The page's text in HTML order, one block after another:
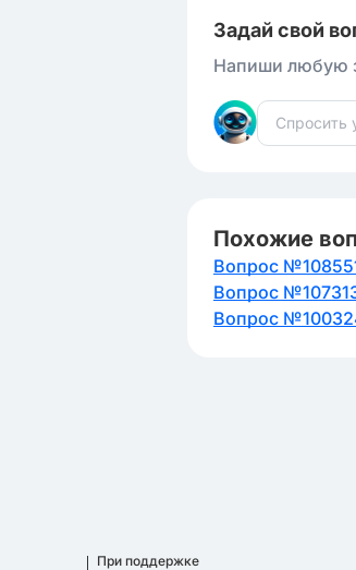
Задай свой
Напиши любую
Похожие
Вопрос
Вопрос
Вопрос
При поддержке